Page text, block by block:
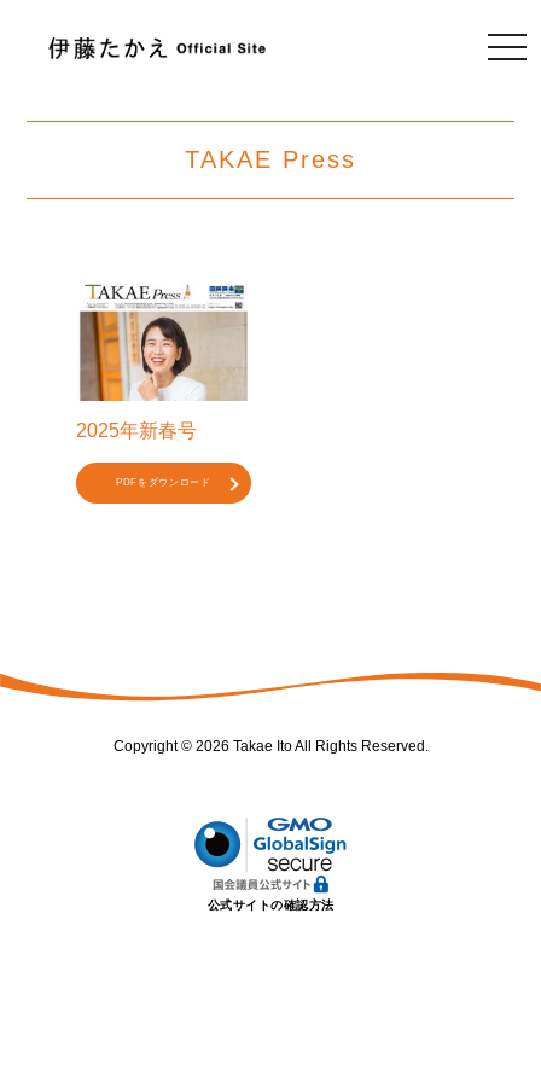
TAKAE Press
2025年新春号
PDFをダウンロード
Copyright © 2026 Takae Ito All Rights Reserved.
公式サイトの確認方法